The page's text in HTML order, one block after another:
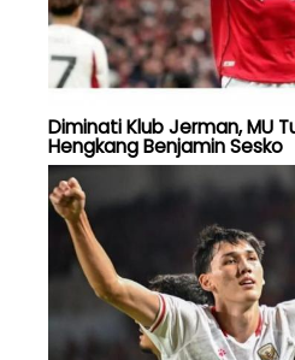
Diminati Klub Jerman, MU
Hengkang Benjamin Sesko